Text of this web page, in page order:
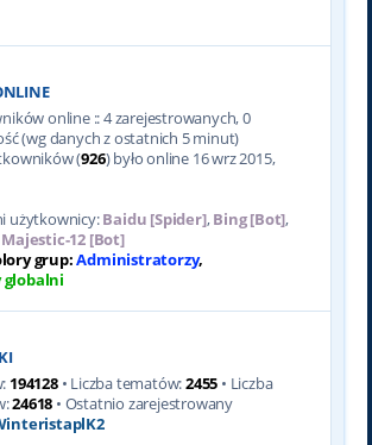
online :: 4 zarejestrowanych, 0
(wg danych z ostatnich 5 minut)
(926) było online 16 wrz 2015,
użytkownicy:Baidu [Spider],Bing [Bot],
Majestic-12 [Bot]
grup:Administratorzy,
globalni
194128• Liczba tematów:2455 • Liczba
24618 • Ostatnio zarejestrowany